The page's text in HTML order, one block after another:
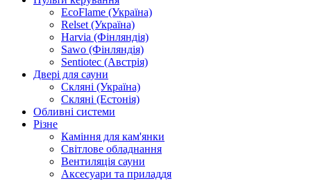
EcoFlame (Україна)
Relset (Україна)
Harvia (Фінляндія)
Sawo (Фінляндія)
Sentiotec (Австрія)
Двері для сауни
Скляні (Україна)
Скляні (Естонія)
Обливні системи
Різне
Каміння для кам'янки
Світлове обладнання
Вентиляція сауни
Аксесуари та приладдя